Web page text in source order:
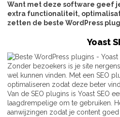
Want met deze software geef
extra functionaliteit,
zetten de beste WordPress
Yoast
Zonder bezoekers is je site
wel kunnen vinden. Met een SEO
optimaliseren zodat deze beter
Van de SEO plugins is Yoast SEO
laagdrempelige om te gebruiken.
aanwijzingen zodat je content